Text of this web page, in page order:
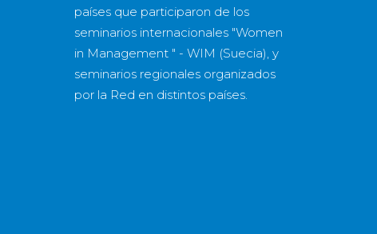
paísesque participaron de los
seminarios internacionales "Women
in Management " - WIM (Suecia), y
seminarios regionales organizados
por la Red en distintos países.